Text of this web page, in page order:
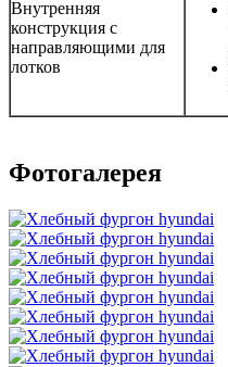
Внутренняя
конструкция с
направляющими для
лотков
Фотогалерея